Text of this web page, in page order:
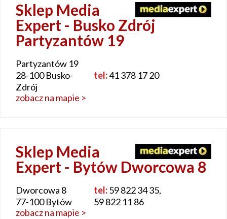
Sklep Media
Expert - Busko Zdrój
Partyzantów 19
Partyzantów 19
28-100 Busko-
Zdrój
tel:41 378 17 20
zobacz na mapie >
Sklep Media
Expert - Bytów Dworcowa 8
Dworcowa 8
77-100 Bytów
tel:59 822 34 35,
59 822 11 86
zobacz na mapie >